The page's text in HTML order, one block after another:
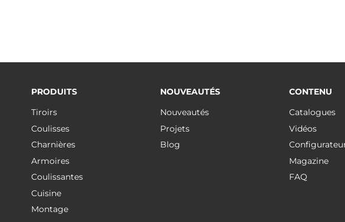
PRODUITS
Tiroirs
Coulisses
Charnières
Armoires
Coulissantes
Cuisine
Montage
NOUVEAUTÉS
Nouveautés
Projets
Blog
CONTENU
Catalogues
Vidéos
Magazine
FAQ